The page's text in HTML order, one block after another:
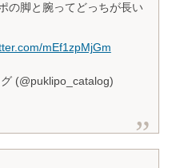
の脚と腕ってどっちが長い
mEf1zpMjGm
(@puklipo_catalog)